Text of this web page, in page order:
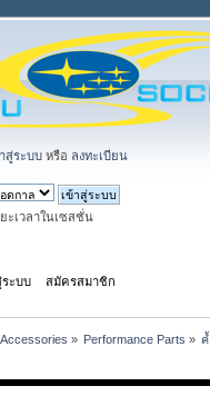
สู่ระบบ หรือ ลงทะเบียน
ะเวลาในเซสชั่น
ระบบ สมัครสมาชิก
» Performance Parts »